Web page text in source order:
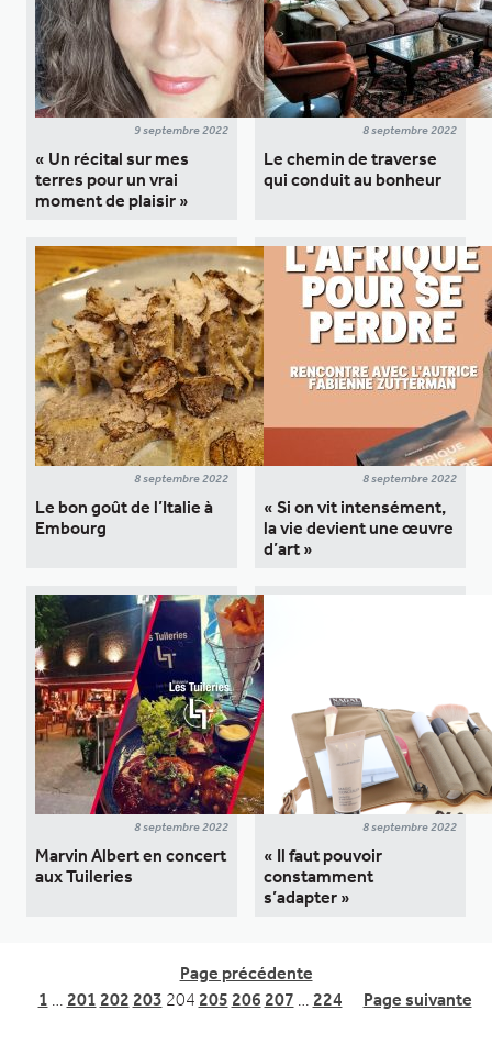
9 septembre 2022
« Un récital sur mes
terres pour un vrai
moment de plaisir »
8 septembre 2022
Le chemin de traverse
qui conduit au bonheur
8 septembre 2022
Le bon goût de l’Italie à
Embourg
8 septembre 2022
« Si on vit intensément,
la vie devient une œuvre
d’art »
8 septembre 2022
Marvin Albert en concert
aux Tuileries
8 septembre 2022
« Il faut pouvoir
constamment
s’adapter »
Page précédente
1
201 202 203 204 205 206 207 224 Page suivante